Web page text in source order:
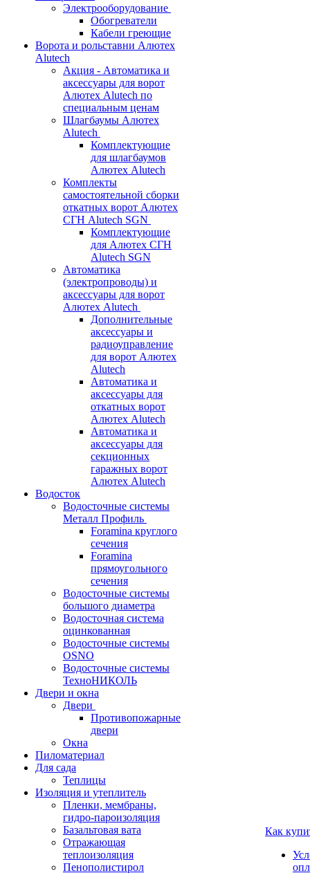
Электрооборудование
Обогреватели
Кабели греющие
Ворота и рольставни Алютех
Alutech
Акция - Автоматика и
аксессуары для ворот
Алютех Alutech по
специальным ценам
Шлагбаумы Алютех
Alutech
Комплектующие
для шлагбаумов
Алютех Alutech
Комплекты
самостоятельной сборки
откатных ворот Алютех
СГН Alutech SGN
Комплектующие
для Алютех СГН
Alutech SGN
Автоматика
(электропроводы) и
аксессуары для ворот
Алютех Alutech
Дополнительные
аксессуары и
радиоуправление
для ворот Алютех
Alutech
Автоматика и
аксессуары для
откатных ворот
Алютех Alutech
Автоматика и
аксессуары для
секционных
гаражных ворот
Алютех Alutech
Водосток
Водосточные системы
Металл Профиль
Foramina круглого
сечения
Foramina
прямоугольного
сечения
Водосточные системы
большого диаметра
Водосточная система
оцинкованная
Водосточные системы
OSNO
Водосточные системы
ТехноНИКОЛЬ
Двери и окна
Двери
Противопожарные
двери
Окна
Пиломатериал
Для сада
Теплицы
Изоляция и утеплитель
Пленки, мембраны,
гидро-пароизоляция
Базальтовая вата
Отражающая
теплоизоляция
Пенополистирол
Как